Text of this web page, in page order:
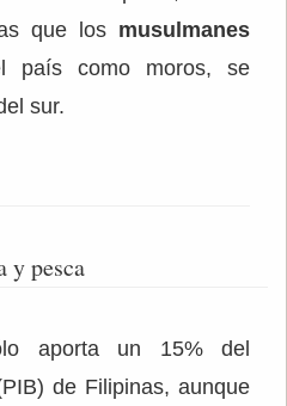
que los musulmanes
país como moros, se
sur.
y pesca
aporta un 15% del
de Filipinas, aunque